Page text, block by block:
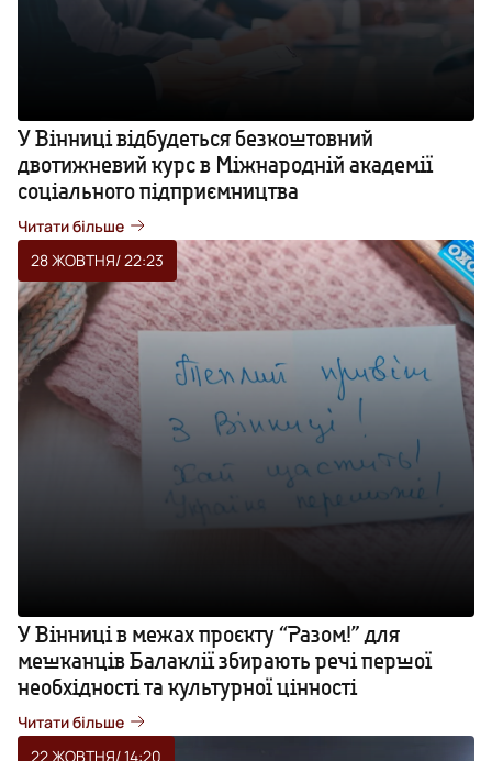
У Вінниці відбудеться безкоштовний
двотижневий курс в Міжнародній академії
соціального підприємництва
Читати більше
28 ЖОВТНЯ/ 22:23
У Вінниці в межах проєкту “Разом!” для
мешканців Балаклії збирають речі першої
необхідності та культурної цінності
Читати більше
22 ЖОВТНЯ/ 14:20